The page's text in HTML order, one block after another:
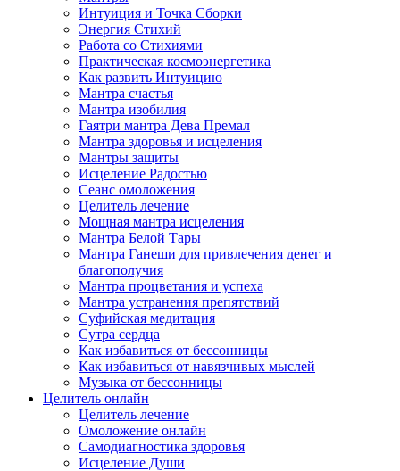
Интуиция и Точка Сборки
Энергия Стихий
Работа со Стихиями
Практическая космоэнергетика
Как развить Интуицию
Мантра счастья
Мантра изобилия
Гаятри мантра Дева Премал
Мантра здоровья и исцеления
Мантры защиты
Исцеление Радостью
Сеанс омоложения
Целитель лечение
Мощная мантра исцеления
Мантра Белой Тары
Мантра Ганеши для привлечения денег и
благополучия
Мантра процветания и успеха
Мантра устранения препятствий
Суфийская медитация
Сутра сердца
Как избавиться от бессонницы
Как избавиться от навязчивых мыслей
Музыка от бессонницы
Целитель онлайн
Целитель лечение
Омоложение онлайн
Самодиагностика здоровья
Исцеление Души